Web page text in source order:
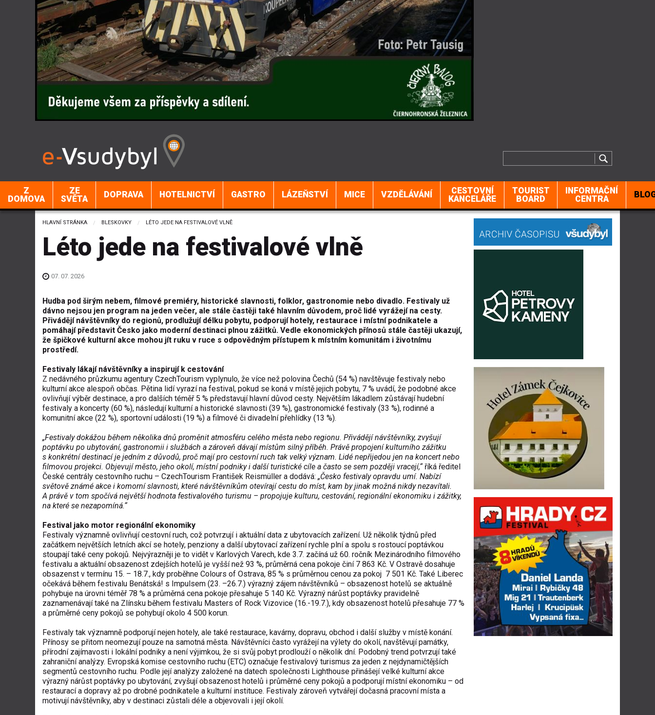
Z
DOMOVA
ZE
SVĚTA
DOPRAVA HOTELNICTVÍ GASTRO LÁZEŇSTVÍ MICE VZDĚLÁVÁNÍ
CESTOVNÍ
KANCELÁŘE
TOURIST
BOARD
INFORMAČNÍ
CENTRA
HLAVNÍ STRÁNKA BLESKOVKY CURRENT:
LÉTO JEDE NA FESTIVALOVÉ VLNĚ
Léto jede na festivalové vlně
07. 07. 2026
Hudba pod širým nebem, filmové premiéry, historické slavnosti, folklor, gastronomie nebo divadlo. Festivaly už
dávno nejsou jen program na jeden večer, ale stále častěji také hlavním důvodem, proč lidé vyrážejí na cesty.
Přivádějí návštěvníky do regionů, prodlužují délku pobytu, podporují hotely, restaurace i místní podnikatele a
pomáhají představit Česko jako moderní destinaci plnou zážitků. Vedle ekonomických přínosů stále častěji ukazují,
že špičkové kulturní akce mohou jít ruku v ruce s odpovědným přístupem k místním komunitám i životnímu
prostředí.
Festivaly lákají návštěvníky a inspirují k cestování
Z nedávného průzkumu agentury CzechTourism vyplynulo, že více než polovina Čechů (54 %) navštěvuje festivaly nebo
kulturní akce alespoň občas. Pětina lidí vyrazí na festival, pokud se koná v místě jejich pobytu, 7 % uvádí, že podobné akce
ovlivňují výběr destinace, a pro dalších téměř 5 % představují hlavní důvod cesty. Největším lákadlem zůstávají hudební
festivaly a koncerty (60 %), následují kulturní a historické slavnosti (39 %), gastronomické festivaly (33 %), rodinné a
komunitní akce (22 %), sportovní události (19 %) a filmové či divadelní přehlídky (13 %).
„Festivaly dokážou během několika dnů proměnit atmosféru celého města nebo regionu. Přivádějí návštěvníky, zvyšují
poptávku po ubytování, gastronomii i službách a zároveň dávají místům silný příběh. Právě propojení kulturního zážitku
s konkrétní destinací je jedním z důvodů, proč mají pro cestovní ruch tak velký význam. Lidé nepřijedou jen na koncert nebo
filmovou projekci. Objevují město, jeho okolí, místní podniky i další turistické cíle a často se sem později vracejí,“říká ředitel
České centrály cestovního ruchu – CzechTourism František Reismüller a dodává: „Česko festivaly opravdu umí. Nabízí
světově známé akce i komorní slavnosti, které návštěvníkům otevírají cestu do míst, kam by jinak možná nikdy nezavítali.
A právě v tom spočívá největší hodnota festivalového turismu – propojuje kulturu, cestování, regionální ekonomiku i zážitky,
na které se nezapomíná.“
Festival jako motor regionální ekonomiky
Festivaly významně ovlivňují cestovní ruch, což potvrzují i aktuální data z ubytovacích zařízení. Už několik týdnů před
začátkem největších letních akcí se hotely, penziony a další ubytovací zařízení rychle plní a spolu s rostoucí poptávkou
stoupají také ceny pokojů. Nejvýrazněji je to vidět v Karlových Varech, kde 3.7. začíná už 60. ročník Mezinárodního filmového
festivalu a aktuální obsazenost zdejších hotelů je vyšší než 93 %, průměrná cena pokoje činí 7 863 Kč. V Ostravě dosahuje
obsazenst v termínu 15. – 18.7., kdy proběhne Colours of Ostrava, 85 % s průměrnou cenou za pokoj 7 501 Kč. Také Liberec
očekává během festivalu Benátská! s Impulsem (23. –26.7.) výrazný zájem návštěvníků – obsazenost hotelů se aktuálně
pohybuje na úrovni téměř 78 % a průměrná cena pokoje přesahuje 5 140 Kč. Výrazný nárůst poptávky pravidelně
zaznamenávají také na Zlínsku během festivalu Masters of Rock Vizovice (16.-19.7.), kdy obsazenost hotelů přesahuje 77 %
a průměrné ceny pokojů se pohybují okolo 4 500 korun.
Festivaly tak významně podporují nejen hotely, ale také restaurace, kavárny, dopravu, obchod i další služby v místě konání.
Přínosy se přitom neomezují pouze na samotná města. Návštěvníci často vyrážejí na výlety do okolí, navštěvují památky,
přírodní zajímavosti i lokální podniky a není výjimkou, že si svůj pobyt prodlouží o několik dní. Podobný trend potvrzují také
zahraniční analýzy. Evropská komise cestovního ruchu (ETC) označuje festivalový turismus za jeden z nejdynamičtějších
segmentů cestovního ruchu. Podle její analýzy založené na datech společnosti Lighthouse přinášejí velké kulturní akce
výrazný nárůst poptávky po ubytování, zvyšují obsazenost hotelů i průměrné ceny pokojů a podporují místní ekonomiku – od
restaurací a dopravy až po drobné podnikatele a kulturní instituce. Festivaly zároveň vytvářejí dočasná pracovní místa a
motivují návštěvníky, aby v destinaci zůstali déle a objevovali i její okolí.